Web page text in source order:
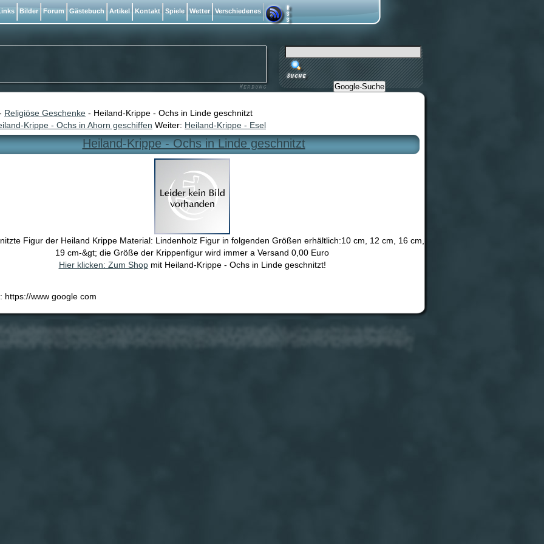
Religiöse Geschenke - Heiland-Krippe - Ochs in Linde geschnitzt
Krippe - Ochs in Ahorn geschiffen Weiter: Heiland-Krippe - Esel
Heiland-Krippe - Ochs in Linde geschnitzt
Figur der Heiland Krippe Material: Lindenholz Figur in folgenden Größen erhältlich:10 cm, 12 cm, 16 cm,
19 cm-&gt; die Größe der Krippenfigur wird immer a Versand 0,00 Euro
Hier klicken: Zum Shopmit Heiland-Krippe - Ochs in Linde geschnitzt!
https://www google com
Bilder Forum Gästebuch Artikel Kontakt Spiele Wetter Verschiedenes
Google-Suche